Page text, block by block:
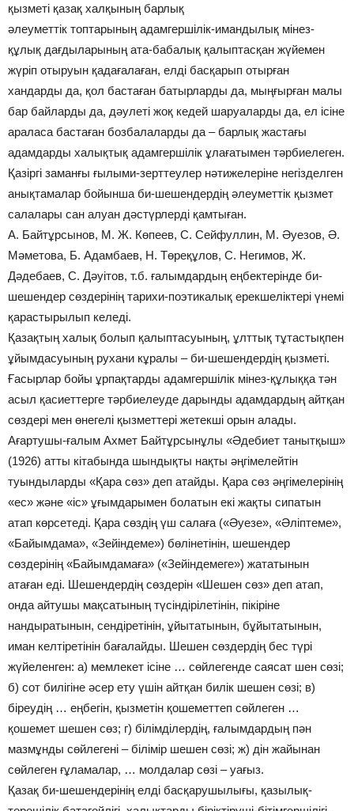
қызметі қазақ халқының барлық
әлеуметтік топтарының адамгершілік-имандылық мінез-
құлық дағдыларының ата-бабалық қалыптасқан жүйемен
жүріп отыруын қадағалаған, елді басқарып отырған
хандарды да, қол бастаған батырларды да, мыңғырған малы
бар байларды да, дәулеті жоқ кедей шаруаларды да, ел ісіне
араласа бастаған бозбалаларды да – барлық жастағы
адамдарды халықтық адамгершілік ұлағатымен тәрбиелеген.
Қазіргі заманғы ғылыми-зерттеулер нәтижелеріне негізделген
анықтамалар бойынша би-шешендердің әлеуметтік қызмет
салалары сан алуан дәстүрлерді қамтыған.
А. Байтұрсынов, М. Ж. Көпеев, С. Сейфуллин, М. Әуезов, Ә.
Мәметова, Б. Адамбаев, Н. Төреқұлов, С. Негимов, Ж.
Дәдебаев, С. Дәуітов, т.б. ғалымдардың еңбектерінде би-
шешендер сөздерінің тарихи-поэтикалық ерекшеліктері үнемі
қарастырылып келеді.
Қазақтың халық болып қалыптасуының, ұлттық тұтастықпен
ұйымдасуының рухани кұралы – би-шешендердің қызметі.
Ғасырлар бойы ұрпақтарды адамгершілік мінез-құлыққа тән
асыл қасиеттерге тәрбиелеуде дарынды адамдардың айтқан
сөздері мен өнегелі қызметтері жетекші орын алады.
Ағартушы-ғалым Ахмет Байтұрсынұлы «Әдебиет танытқыш»
(1926) атты кітабында шындықты нақты әңгімелейтін
туындыларды «Қара сөз» деп атайды. Қара сөз әңгімелерінің
«ес» және «іс» ұғымдарымен болатын екі жақты сипатын
атап көрсетеді. Қара сөздің үш салаға («Әуезе», «Әліптеме»,
«Байымдама», «Зейіндеме») бөлінетінін, шешендер
сөздерінің «Байымдамаға» («Зейіндемеге») жататынын
атаған еді. Шешендердің сөздерін «Шешен сөз» деп атап,
онда айтушы мақсатының түсіндірілетінін, пікіріне
нандыратынын, сендіретінін, ұйытатынын, бұйытатынын,
иман келтіретінін бағалайды. Шешен сөздердің бес түрі
жүйеленген: а) мемлекет ісіне … сөйлегенде саясат шен сөзі;
б) сот билігіне әсер ету үшін айтқан билік шешен сөзі; в)
біреудің … еңбегін, қызметін қошеметтеп сөйлеген …
қошемет шешен сөз; г) білімділердің, ғалымдардың пән
мазмұнды сөйлегені – білімір шешен сөзі; ж) дін жайынан
сөйлеген ғұламалар, … молдалар сөзі – уағыз.
Қазақ би-шешендерінің елді басқарушылығы, қазылық-